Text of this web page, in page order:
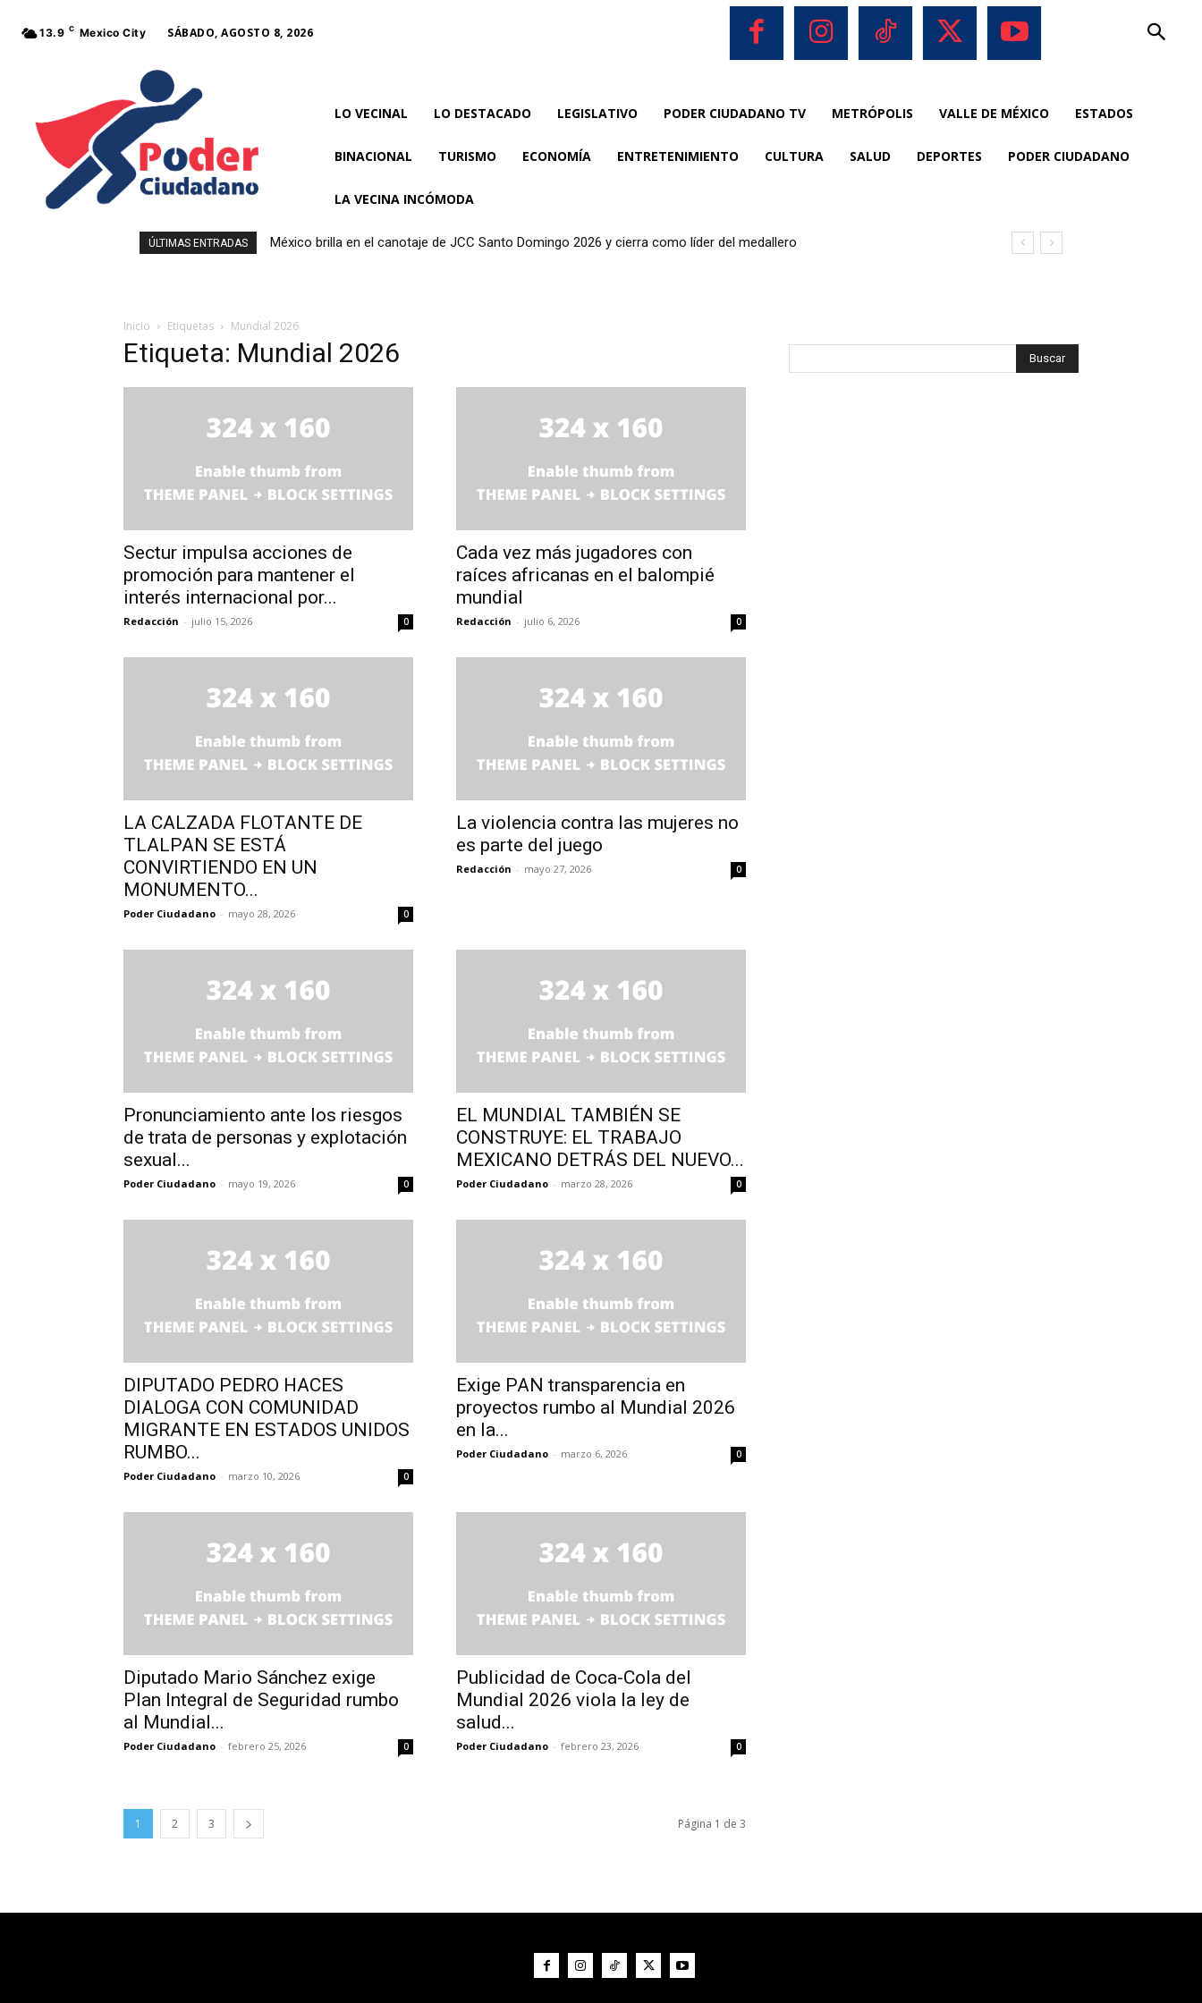
13.9 C Mexico City SÁBADO, AGOSTO 8, 2026
LO VECINAL LO DESTACADO LEGISLATIVO PODER CIUDADANO TV METRÓPOLIS VALLE DE MÉXICO ESTADOS
BINACIONAL TURISMO ECONOMÍA ENTRETENIMIENTO CULTURA SALUD DEPORTES PODER CIUDADANO
LA VECINA INCÓMODA
ÚLTIMAS ENTRADAS México brilla en el canotaje de JCC Santo Domingo 2026 y cierra como líder del medallero
Inicio Etiquetas Mundial 2026
Etiqueta: Mundial 2026
Sectur impulsa acciones de
promoción para mantener el
interés internacional por...
Redacción - julio 15, 2026 0
Cada vez más jugadores con
raíces africanas en el balompié
mundial
Redacción - julio 6, 2026 0
LA CALZADA FLOTANTE DE
TLALPAN SE ESTÁ
CONVIRTIENDO EN UN
MONUMENTO...
Poder Ciudadano - mayo 28, 2026 0
La violencia contra las mujeres no
es parte del juego
Redacción - mayo 27, 2026 0
Pronunciamiento ante los riesgos
de trata de personas y explotación
sexual...
Poder Ciudadano - mayo 19, 2026 0
EL MUNDIAL TAMBIÉN SE
CONSTRUYE: EL TRABAJO
MEXICANO DETRÁS DEL NUEVO...
Poder Ciudadano - marzo 28, 2026 0
DIPUTADO PEDRO HACES
DIALOGA CON COMUNIDAD
MIGRANTE EN ESTADOS UNIDOS
RUMBO...
Poder Ciudadano - marzo 10, 2026 0
Exige PAN transparencia en
proyectos rumbo al Mundial 2026
en la...
Poder Ciudadano - marzo 6, 2026 0
Diputado Mario Sánchez exige
Plan Integral de Seguridad rumbo
al Mundial...
Poder Ciudadano - febrero 25, 2026 0
Publicidad de Coca-Cola del
Mundial 2026 viola la ley de
salud...
Poder Ciudadano - febrero 23, 2026 0
1 2 3 Página 1 de 3